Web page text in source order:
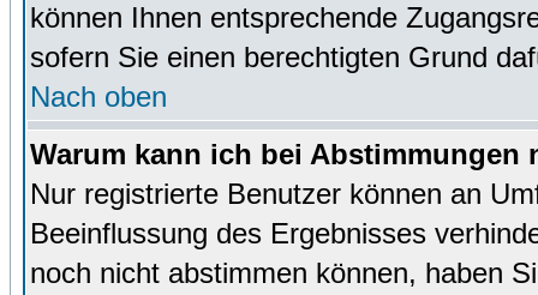
können Ihnen entsprechende
sofern Sie einen berechtigten Grund
Nach oben
Warum kann ich bei Abstimmungen
Nur registrierte Benutzer können an
Beeinflussung des Ergebnisses
noch nicht abstimmen können, haben